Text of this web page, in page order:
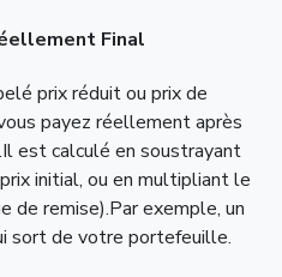
Final
prix réduit ou prix de
payez réellement après
est calculé en soustrayant
initial, ou en multipliant le
de remise).Par exemple, un
sort de votre portefeuille.